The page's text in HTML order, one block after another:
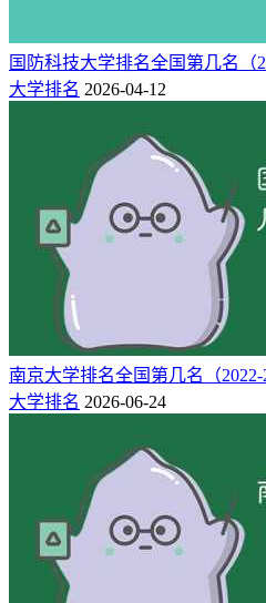
国防科技大学排名全国第几名（
大学排名 2026-04-12
南京大学排名全国第几名（2022-
大学排名 2026-06-24